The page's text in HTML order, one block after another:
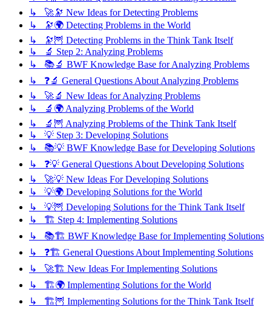
↳ 🚀🔭 New Ideas for Detecting Problems
↳ 🔭🌍 Detecting Problems in the World
↳ 🔭🦉 Detecting Problems in the Think Tank Itself
↳ 🔬 Step 2: Analyzing Problems
↳ 📚🔬 BWF Knowledge Base for Analyzing Problems
↳ ❓🔬 General Questions About Analyzing Problems
↳ 🚀🔬 New Ideas for Analyzing Problems
↳ 🔬🌍 Analyzing Problems of the World
↳ 🔬🦉 Analyzing Problems of the Think Tank Itself
↳ 💡 Step 3: Developing Solutions
↳ 📚💡 BWF Knowledge Base for Developing Solutions
↳ ❓💡 General Questions About Developing Solutions
↳ 🚀💡 New Ideas For Developing Solutions
↳ 💡🌍 Developing Solutions for the World
↳ 💡🦉 Developing Solutions for the Think Tank Itself
↳ 🏗️ Step 4: Implementing Solutions
↳ 📚🏗️ BWF Knowledge Base for Implementing Solutions
↳ ❓🏗️ General Questions About Implementing Solutions
↳ 🚀🏗️ New Ideas For Implementing Solutions
↳ 🏗️🌍 Implementing Solutions for the World
↳ 🏗️🦉 Implementing Solutions for the Think Tank Itself